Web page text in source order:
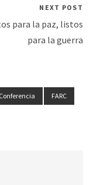
NEXT POST
para la paz, listos
para la guerra
FARC